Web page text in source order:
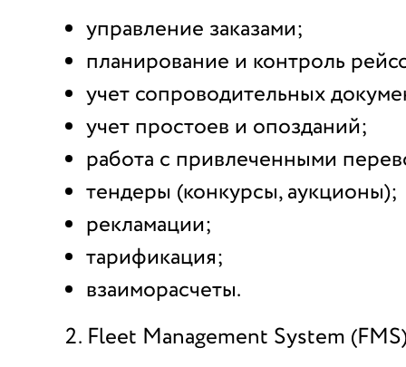
управление заказами;
планирование и контроль
учет сопроводительных
учет простоев и опозданий;
работа с привлеченными
тендеры (конкурсы, аукционы);
рекламации;
тарификация;
взаиморасчеты.
Fleet Management System